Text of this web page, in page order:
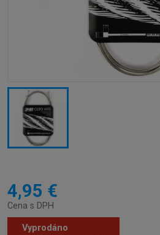
4,95 €
Cena s DPH
Vyprodáno